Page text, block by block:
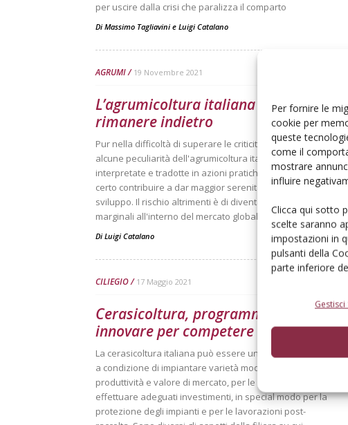
Per fornire le
cookie per
queste
come il
mostrare
influire
Clicca qui sotto
scelte saranno
impostazioni in
pulsanti della
parte inferiore
per uscire dalla crisi che paralizza il comparto
Di Massimo Tagliavini e Luigi Catalano
AGRUMI 19 Novembre 2021
L’agrumicoltura italiana rischia di
rimanere indietro
Pur nella difficoltà di superare le criticità strutturali,
alcune peculiarità dell'agrumicoltura italiana, se ben
interpretate e tradotte in azioni pratiche, possono di
certo contribuire a dar maggior serenità e prospettive di
sviluppo. Il rischio altrimenti è di diventare sempre più
marginali all'interno del mercato globale
Di Luigi Catalano
CILIEGIO 17 Maggio 2021
Cerasicoltura, programmare e
innovare per competere
La cerasicoltura italiana può essere una sfida vincente,
a condizione di impiantare varietà moderne, ad alta
produttività e valore di mercato, per le quali è necessario
effettuare adeguati investimenti, in special modo per la
protezione degli impianti e per le lavorazioni post-